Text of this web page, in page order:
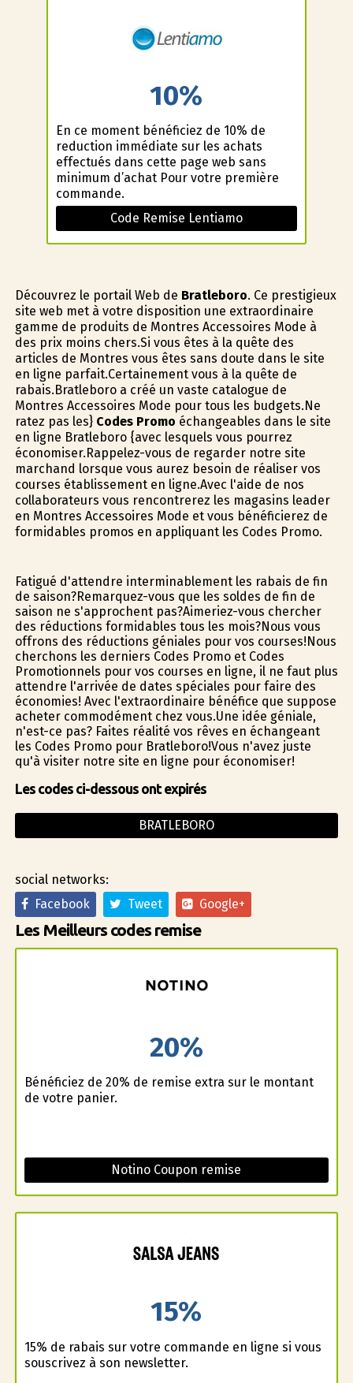
10%
En ce moment bénéficiez de 10% de
reduction immédiate sur les achats
effectués dans cette page web sans
minimum d’achat Pour votre première
commande.
Code Remise Lentiamo
Découvrez le portail Web de Bratleboro. Ce prestigieux
site web met à votre disposition une extraordinaire
gamme de produits de Montres Accessoires Mode à
des prix moins chers.Si vous êtes à la quête des
articles de Montres vous êtes sans doute dans le site
en ligne parfait.Certainement vous à la quête de
rabais.Bratleboro a créé un vaste catalogue de
Montres Accessoires Mode pour tous les budgets.Ne
ratez pas les} Codes Promo échangeables dans le site
en ligne Bratleboro {avec lesquels vous pourrez
économiser.Rappelez-vous de regarder notre site
marchand lorsque vous aurez besoin de réaliser vos
courses établissement en ligne.Avec l'aide de nos
collaborateurs vous rencontrerez les magasins leader
en Montres Accessoires Mode et vous bénéficierez de
formidables promos en appliquant les Codes Promo.
Fatigué d'attendre interminablement les rabais de fin
de saison?Remarquez-vous que les soldes de fin de
saison ne s'approchent pas?Aimeriez-vous chercher
des réductions formidables tous les mois?Nous vous
offrons des réductions géniales pour vos courses!Nous
cherchons les derniers Codes Promo et Codes
Promotionnels pour vos courses en ligne, il ne faut plus
attendre l'arrivée de dates spéciales pour faire des
économies! Avec l'extraordinaire bénéfice que suppose
acheter commodément chez vous.Une idée géniale,
n'est-ce pas? Faites réalité vos rêves en échangeant
les Codes Promo pour Bratleboro!Vous n'avez juste
qu'à visiter notre site en ligne pour économiser!
Les codes ci-dessous ont expirés
BRATLEBORO
social networks:
Facebook
Tweet Google+
Les Meilleurs codes remise
20%
Bénéficiez de 20% de remise extra sur le montant
de votre panier.
Notino Coupon remise
15%
15% de rabais sur votre commande en ligne si vous
souscrivez à son newsletter.